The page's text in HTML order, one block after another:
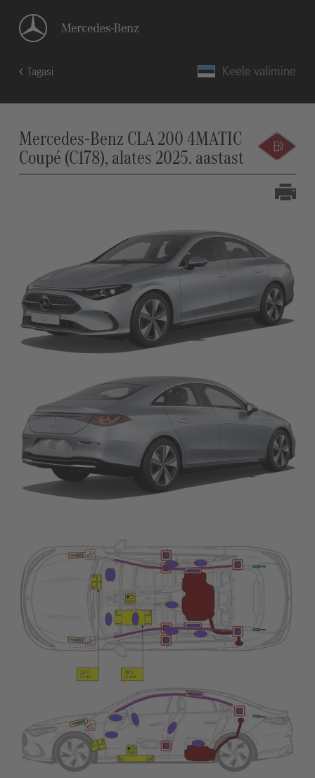
Tagasi Keele valimine
Mercedes-Benz CLA 200 4MATIC
Coupé (C178), alates 2025. aastast